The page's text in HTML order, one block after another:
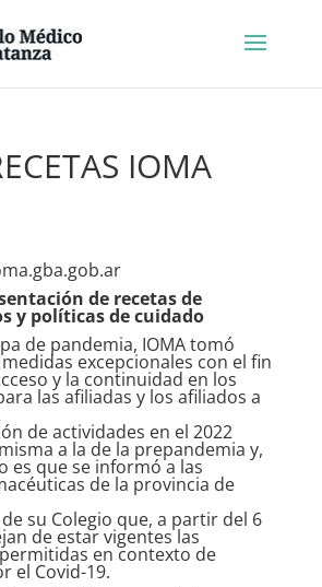
IOMA
2022
de recetas de
y políticas de cuidado
de pandemia, IOMA tomó
excepcionales con el fin
y la continuidad en los
las afiliadas y los afiliados a
de actividades en el 2022
a la de la prepandemia y,
es que se informó a las
de la provincia de
su Colegio que, a partir del 6
de estar vigentes las
en contexto de
el Covid-19.